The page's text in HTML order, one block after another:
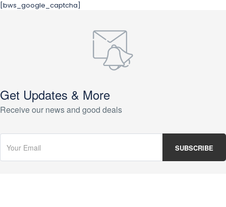
[bws_google_captcha]
Get Updates & More
Receive our news and good deals